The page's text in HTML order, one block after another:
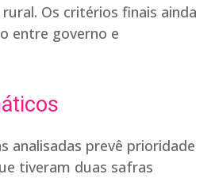
Os critérios finais ainda
entre governo e
analisadas prevê prioridade
tiveram duas safras